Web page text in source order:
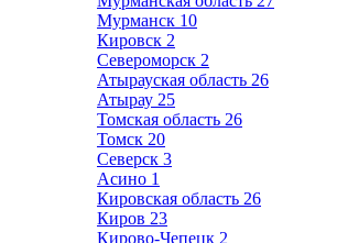
Мурманск 10
Кировск 2
Североморск 2
Атырауская область 26
Атырау 25
Томская область 26
Томск 20
Северск 3
Асино 1
Кировская область 26
Киров 23
Кирово-Чепецк 2